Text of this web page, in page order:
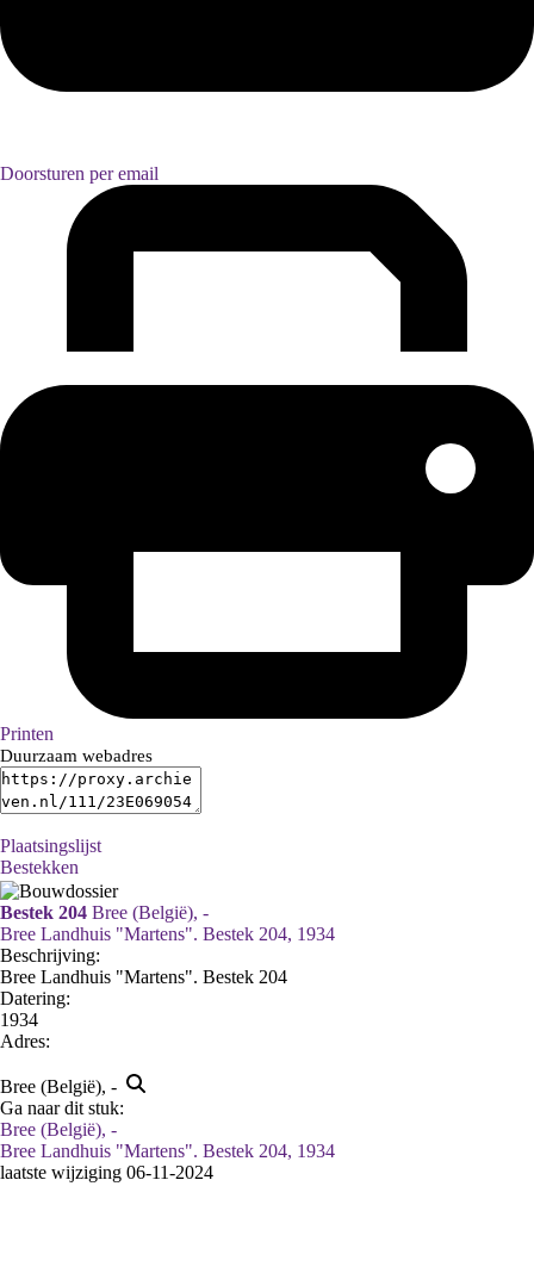
Doorsturen per email
Printen
Duurzaam webadres
Plaatsingslijst
Bestekken
Bestek 204 Bree (België), -
Bree Landhuis "Martens". Bestek 204, 1934
Beschrijving:
Bree Landhuis "Martens". Bestek 204
Datering:
1934
Adres:
Bree (België), -
Ga naar dit stuk:
Bree (België), -
Bree Landhuis "Martens". Bestek 204, 1934
laatste wijziging 06-11-2024